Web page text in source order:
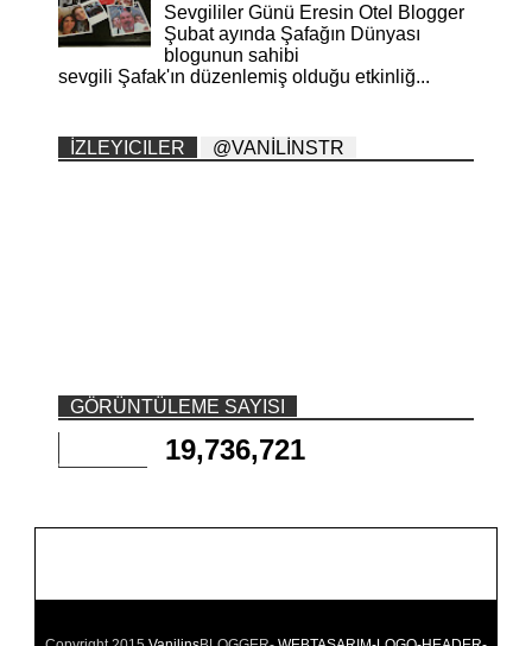
Sevgililer Günü Eresin Otel Blogger
Şubat ayında Şafağın Dünyası
blogunun sahibi
sevgili Şafak'ın düzenlemiş olduğu etkinliğ...
İZLEYICILER @VANİLİNSTR
GÖRÜNTÜLEME SAYISI
19,736,721